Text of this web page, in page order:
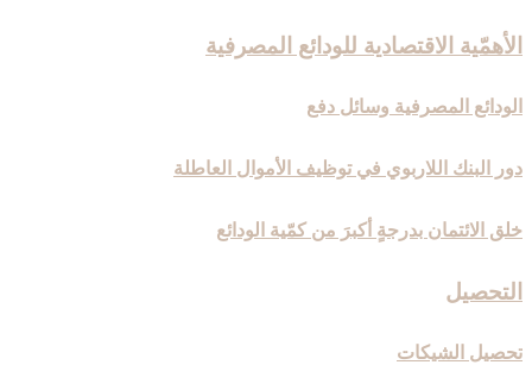
الأهمّية الاقتصادية للودائع المصرفية
الودائع المصرفية وسائل دفع
دور البنك اللاربوي في توظيف الأموال العاطلة
خلق الائتمان بدرجةٍ أكبرَ من كمّية الودائع
التحصيل‏
تحصيل الشيكات